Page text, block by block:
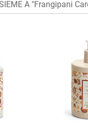
A "Frangipani